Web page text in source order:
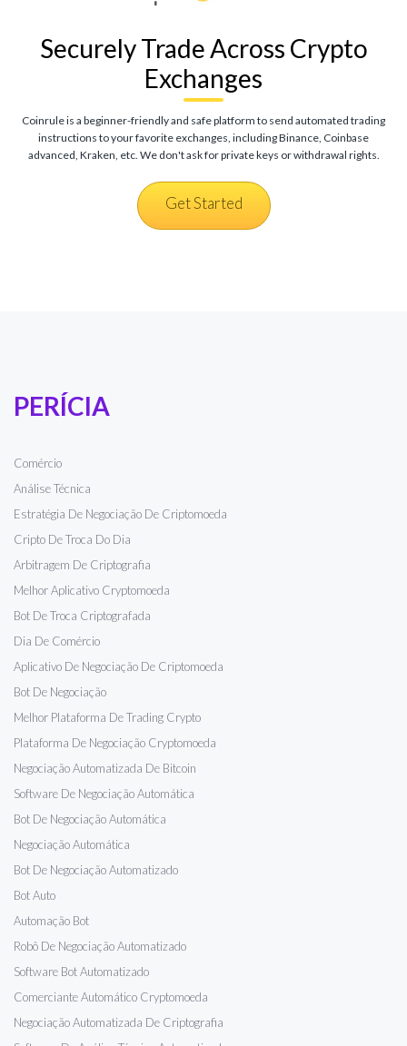
PERÍCIA
Comércio
Análise Técnica
Estratégia De Negociação De Criptomoeda
Cripto De Troca Do Dia
Arbitragem De Criptografia
Melhor Aplicativo Cryptomoeda
Bot De Troca Criptografada
Dia De Comércio
Aplicativo De Negociação De Criptomoeda
Bot De Negociação
Melhor Plataforma De Trading Crypto
Plataforma De Negociação Cryptomoeda
Negociação Automatizada De Bitcoin
Software De Negociação Automática
Bot De Negociação Automática
Negociação Automática
Bot De Negociação Automatizado
Bot Auto
Automação Bot
Robô De Negociação Automatizado
Software Bot Automatizado
Comerciante Automático Cryptomoeda
Negociação Automatizada De Criptografia
Securely Trade Across Crypto
Exchanges
Coinrule is a beginner-friendly and safe platform to send automated trading
instructions to your favorite exchanges, including Binance, Coinbase
advanced, Kraken, etc. We don't ask for private keys or withdrawal rights.
Get Started